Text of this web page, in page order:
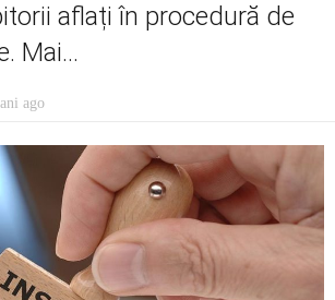
aflați în procedură de
Mai...
ago